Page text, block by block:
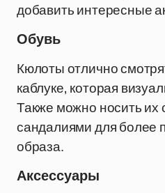
добавить интересные
Обувь
Кюлоты отлично
каблуке, которая
Также можно носить их
сандалиями для более
образа.
Аксессуары